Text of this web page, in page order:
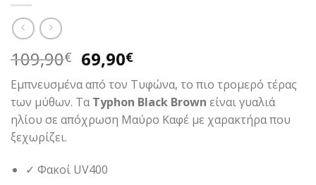
109,90€ Original
price
was:
109,90€.
69,90€Η
τρέχουσα
τιμή
είναι:
69,90€.
Εμπνευσμένα από τον Τυφώνα, το πιο τρομερό τέρας
των μύθων. ΤαTyphon Black Brown είναι γυαλιά
ηλίου σε απόχρωση Μαύρο Καφέ με χαρακτήρα που
ξεχωρίζει.
✓ Φακοί UV400